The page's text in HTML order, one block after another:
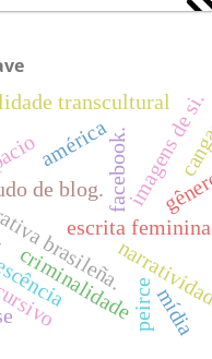
brasileña.
facebook.
escrita feminina
criminalidade
imagens de si.
de blog.
transcultural
américa
peircemídia